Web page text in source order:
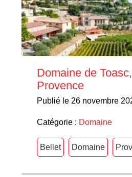
Domaine de
Provence
Publié le 26 novembre
Catégorie : Domaine
Bellet Domaine